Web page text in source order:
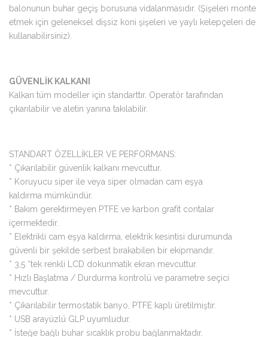
balonunun buhar geçiş borusuna vidalanmasıdır. (Şişeleri monte
etmek için geleneksel dişsiz koni şişeleri ve yaylı kelepçeleri de
kullanabilirsiniz).
GÜVENLİK KALKANI
Kalkan tüm modeller için standarttır. Operatör tarafından
çıkarılabilir ve aletin yanına takılabilir.
STANDART ÖZELLİKLER VE PERFORMANS:
* Çıkarılabilir güvenlik kalkanı mevcuttur.
* Koruyucu siper ile veya siper olmadan cam eşya
kaldırma mümkündür.
* Bakım gerektirmeyen PTFE ve karbon grafit contalar
içermektedir.
* Elektrikli cam eşya kaldırma, elektrik kesintisi durumunda
güvenli bir şekilde serbest bırakabilen bir ekipmandır.
* 3,5 “tek renkli LCD dokunmatik ekran mevcuttur.
* Hızlı Başlatma / Durdurma kontrolü ve parametre seçici
mevcuttur.
* Çıkarılabilir termostatik banyo, PTFE kaplı üretilmiştir.
* USB arayüzlü GLP uyumludur.
* İsteğe bağlı buhar sıcaklık probu bağlanmaktadır.